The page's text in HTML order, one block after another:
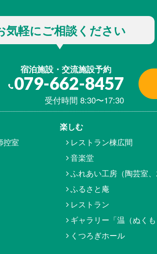
気軽にご相談ください
宿泊施設・交流施設予約
079-662-8457
受付時間 8:30〜17:30
控室
楽しむ
レストラン棟広間
音楽堂
ふれあい工房（陶芸室、
ふるさと庵
レストラン
ギャラリー「温（ぬくも
くつろぎホール